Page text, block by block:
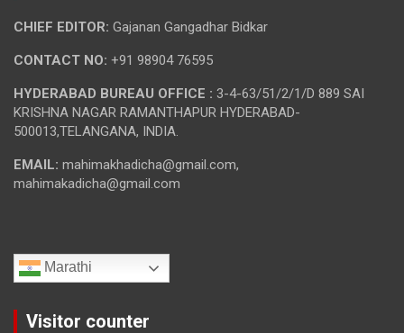
CHIEF EDITOR: Gajanan Gangadhar Bidkar
CONTACT NO: +91 98904 76595
HYDERABAD BUREAU OFFICE : 3-4-63/51/2/1/D 889 SAI
KRISHNA NAGAR RAMANTHAPUR HYDERABAD-
500013,TELANGANA, INDIA.
EMAIL: mahimakhadicha@gmail.com,
mahimakadicha@gmail.com
Marathi
Visitor counter